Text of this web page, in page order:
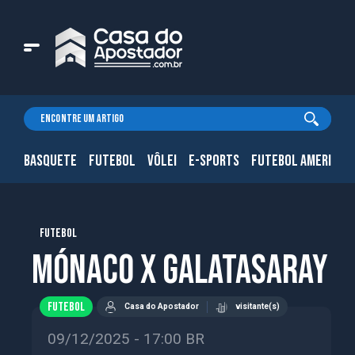
BASQUETE FUTEBOL VÔLEI E-SPORTS FUTEBOL
FUTEBOL
Mónaco x Galatasaray
FUTEBOL Casa do Apostador visitante(s)
09/12/2025 - 17:00 BR